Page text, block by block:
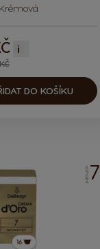
i
DO KOŠÍKU
INTENZITA7